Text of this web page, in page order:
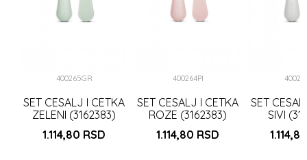
400265GR
SET CESALJ I CETKA
ZELENI (3162383)
1.114,80 RSD
400264PI
SET CESALJ I CETKA
ROZE (3162383)
1.114,80 RSD
SET
SIVI